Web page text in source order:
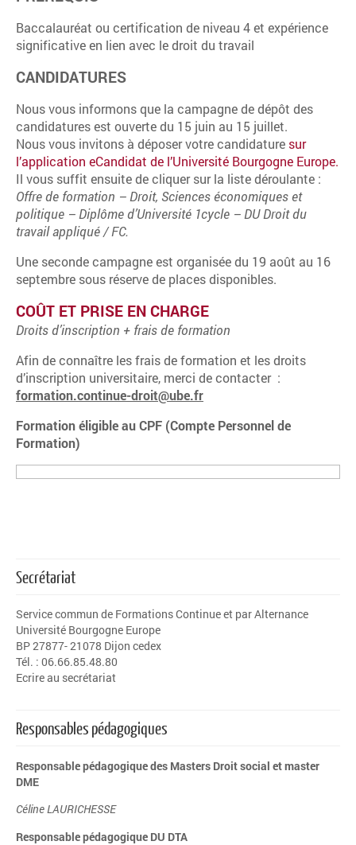
Baccalauréat ou certification de niveau 4 et expérience
significative en lien avec le droit du travail
CANDIDATURES
Nous vous informons que la campagne de dépôt des
candidatures est ouverte du 15 juin au 15 juillet.
Nous vous invitons à déposer votre candidature sur
l’application eCandidat de l’Université Bourgogne Europe.
Il vous suffit ensuite de cliquer sur la liste déroulante :
Offre de formation – Droit, Sciences économiques et
politique – Diplôme d’Université 1cycle – DU Droit du
travail appliqué / FC.
Une seconde campagne est organisée du 19 août au 16
septembre sous réserve de places disponibles.
COÛT ET PRISE EN CHARGE
Droits d’inscription + frais de formation
Afin de connaître les frais de formation et les droits
d’inscription universitaire, merci de contacter :
formation.continue-droit@ube.fr
Formation éligible au CPF (Compte Personnel de
Formation)
Secrétariat
Service commun de Formations Continue et par Alternance
Université Bourgogne Europe
BP 27877- 21078 Dijon cedex
Tél. : 06.66.85.48.80
Ecrire au secrétariat
Responsables pédagogiques
Responsable pédagogique des Masters Droit social et master
DME
Céline LAURICHESSE
Responsable pédagogique DU DTA